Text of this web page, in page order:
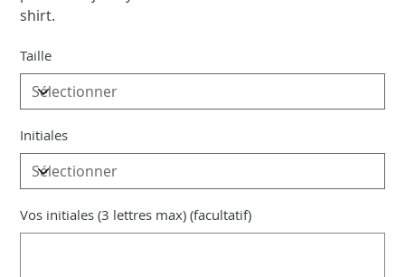
shirt.
Taille
Initiales
Vos initiales (3 lettres max) (facultatif)